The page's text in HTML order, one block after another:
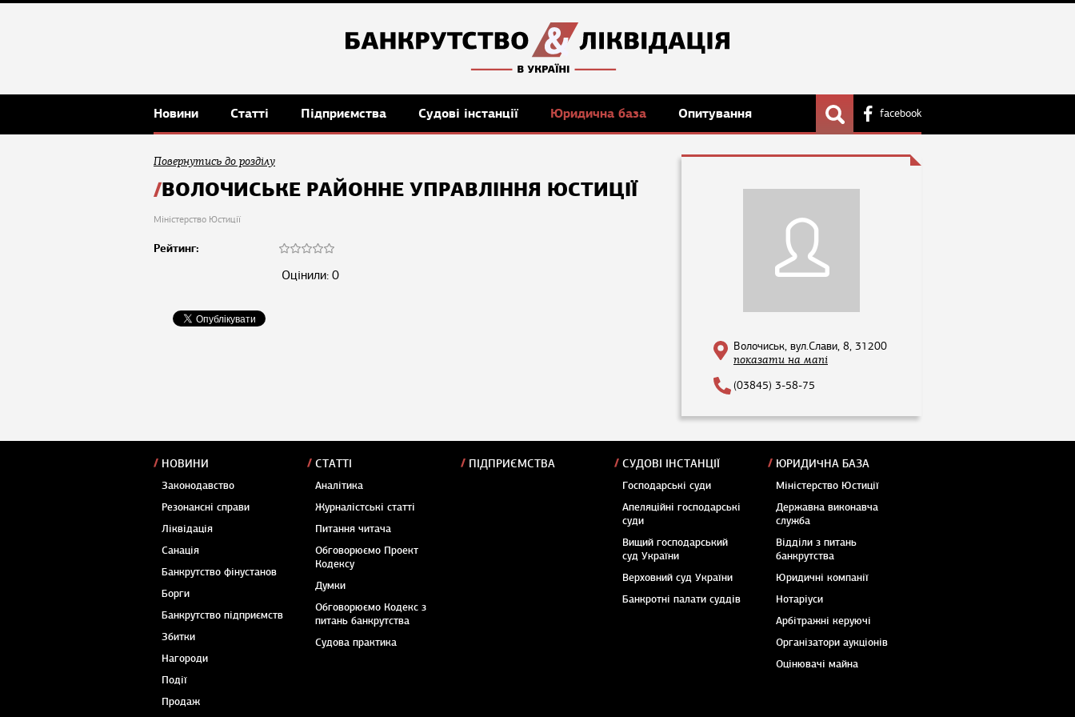
Новини Статті Підприємства Судові інстанції Юридична база Опитування facebook
Повернутись до розділу
ВОЛОЧИСЬКЕ РАЙОННЕ УПРАВЛІННЯ ЮСТИЦІЇ
Міністерство Юстиції
Рейтинг:
Оцінили: 0
Волочиськ, вул.Слави, 8, 31200
показати на мапі
(03845) 3-58-75
НОВИНИ
Законодавство
Резонансні справи
Ліквідація
Санація
Банкрутство фінустанов
Борги
Банкрутство підприємств
Збитки
Нагороди
Події
Продаж
СТАТТІ
Аналітика
Журналістські статті
Питання читача
Обговорюємо Проект
Кодексу
Думки
Обговорюємо Кодекс з
питань банкрутства
Судова практика
ПІДПРИЄМСТВА СУДОВІ ІНСТАНЦІЇ
Господарські суди
Апеляційні господарські
суди
Вищий господарський
суд України
Верховний суд України
Банкротні палати суддів
ЮРИДИЧНА БАЗА
Міністерство Юстиції
Державна виконавча
служба
Відділи з питань
банкрутства
Юридичні компанії
Нотаріуси
Арбітражні керуючі
Організатори аукціонів
Оцінювачі майна